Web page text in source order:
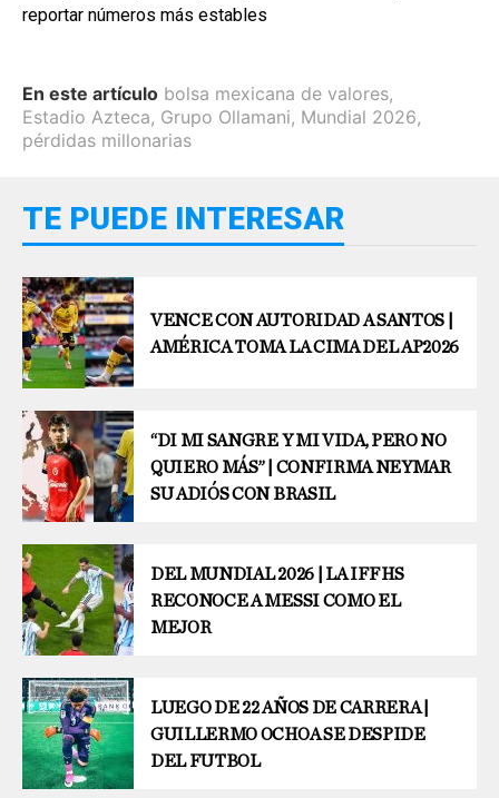
reportar números más estables
En este artículo bolsa mexicana de valores,
Estadio Azteca, Grupo Ollamani, Mundial 2026,
pérdidas millonarias
TE PUEDE INTERESAR
VENCE CON AUTORIDAD A SANTOS |
AMÉRICA TOMA LA CIMA DEL AP2026
“DI MI SANGRE Y MI VIDA, PERO NO
QUIERO MÁS” | CONFIRMA NEYMAR
SU ADIÓS CON BRASIL
DEL MUNDIAL 2026 | LA IFFHS
RECONOCE A MESSI COMO EL
MEJOR
LUEGO DE 22 AÑOS DE CARRERA |
GUILLERMO OCHOA SE DESPIDE
DEL FUTBOL